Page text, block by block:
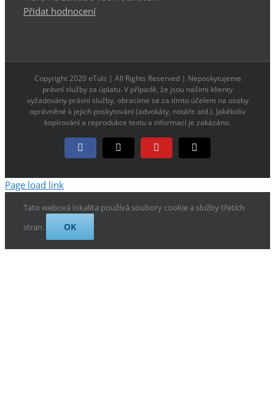
Přidat hodnocení
Copyright 2020 eTuls | All Rights Reserved | Neposkytujeme
právní služby za úplatu. V případě, že jsou našimi klienty
vyžadovány právní služby, obracíme se za tímto účelem na osoby
oprávněné k jejich poskytování (advokáty, notáře atd.). Jakékoliv
kopírování a reprodukce textu a informací je zakázáno.
FacebookX YouTube
E-
mail
Page load link
Tato webová lokalita používá soubory cookie a služby třetích
stran.
OK